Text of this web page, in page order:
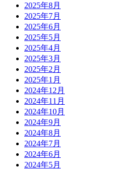
2025年8月
2025年7月
2025年6月
2025年5月
2025年4月
2025年3月
2025年2月
2025年1月
2024年12月
2024年11月
2024年10月
2024年9月
2024年8月
2024年7月
2024年6月
2024年5月